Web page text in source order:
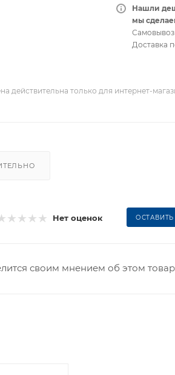
Нашли
мы
Самовывоз
Доставка
действительна только для интернет-
Нет оценок
своим мнением об этом